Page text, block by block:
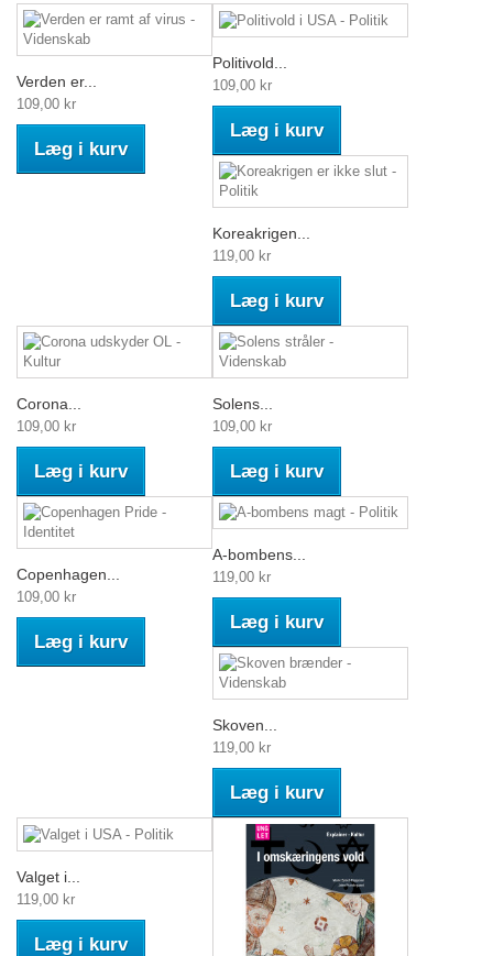
Verden er...
109,00 kr
Læg i kurv
Politivold...
109,00 kr
Læg i kurv
Koreakrigen...
119,00 kr
Læg i kurv
Corona...
109,00 kr
Læg i kurv
Solens...
109,00 kr
Læg i kurv
Copenhagen...
109,00 kr
Læg i kurv
A-bombens...
119,00 kr
Læg i kurv
Skoven...
119,00 kr
Læg i kurv
Valget i...
119,00 kr
Læg i kurv